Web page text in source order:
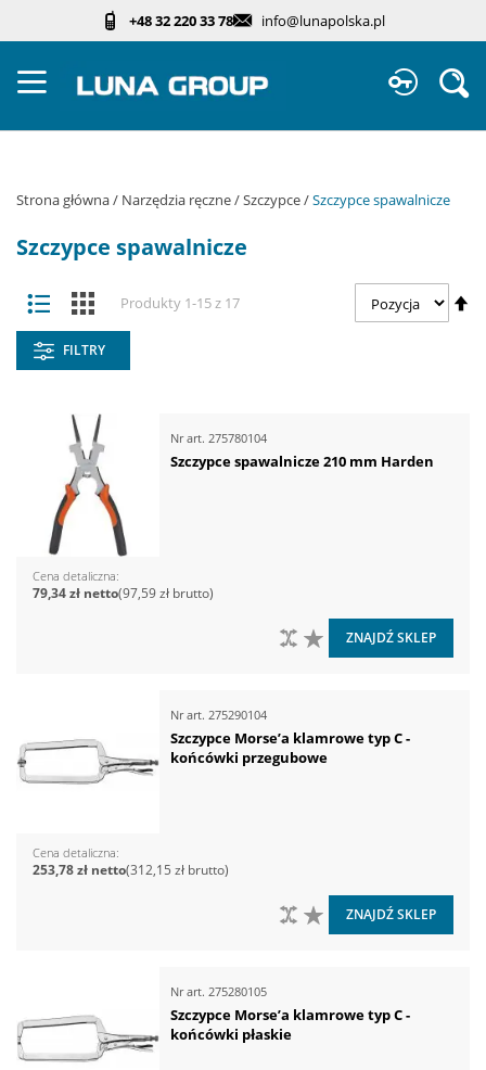
+48 32 220 33 78 info@lunapolska.pl
Strona główna Narzędzia ręczne Szczypce Szczypce spawalnicze
Szczypce spawalnicze
Zobacz
jako
Lista KafelkiProdukty 1-15z 17
FILTRY
Nr art. 275780104
Szczypce spawalnicze 210 mm Harden
Cena detaliczna
97,59 zł
79,34 zł
DO LISTY ŻYCZEŃ
DO PORÓWNANIA
ZNAJDŹ SKLEP
Nr art. 275290104
Szczypce Morse’a klamrowe typ C -
końcówki przegubowe
Cena detaliczna
312,15 zł
253,78 zł
DO LISTY ŻYCZEŃ
DO PORÓWNANIA
ZNAJDŹ SKLEP
Nr art. 275280105
Szczypce Morse’a klamrowe typ C -
końcówki płaskie